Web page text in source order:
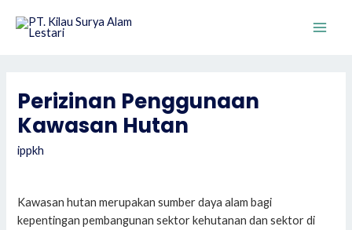
Perizinan Penggunaan
Kawasan Hutan
ippkh
Kawasan hutan merupakan sumber daya alam bagi
kepentingan pembangunan sektor kehutanan dan sektor di